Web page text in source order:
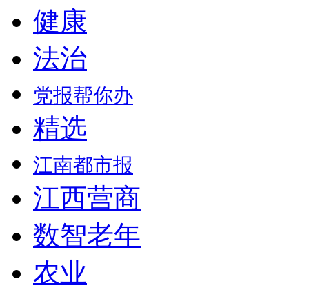
健康
法治
党报帮你办
精选
江南都市报
江西营商
数智老年
农业